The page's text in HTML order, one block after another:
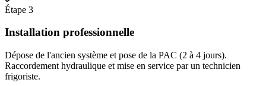
Étape 3
Installation professionnelle
Dépose de l'ancien système et pose de la PAC (2 à 4 jours).
Raccordement hydraulique et mise en service par un technicien
frigoriste.